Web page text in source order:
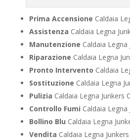
Prima Accensione Caldaia
Assistenza Caldaia Legna
Manutenzione Caldaia Legna
Riparazione Caldaia Legna
Pronto Intervento Caldaia
Sostituzione Caldaia Legna
Pulizia Caldaia Legna Junkers
Controllo Fumi Caldaia Legna
Bollino Blu Caldaia Legna
Vendita Caldaia Legna